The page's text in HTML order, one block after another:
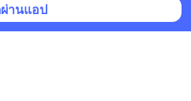
ผ่านแอป
าม
อาหาร